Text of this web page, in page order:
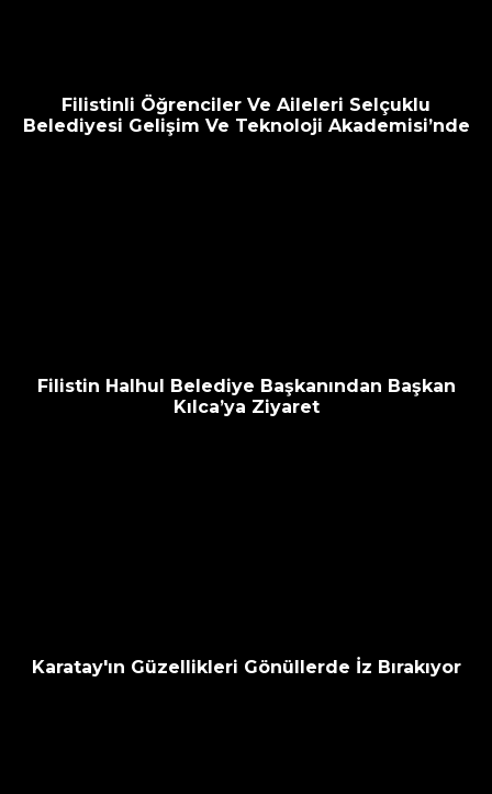
Filistinli Öğrenciler Ve Aileleri Selçuklu
Belediyesi Gelişim Ve Teknoloji Akademisi’nde
Filistin Halhul Belediye Başkanından Başkan
Kılca’ya Ziyaret
Karatay'ın Güzellikleri Gönüllerde İz Bırakıyor